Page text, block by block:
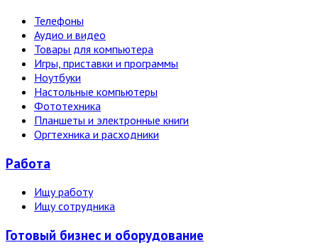
Телефоны
Аудио и видео
Товары для компьютера
Игры, приставки и программы
Ноутбуки
Настольные компьютеры
Фототехника
Планшеты и электронные книги
Оргтехника и расходники
Работа
Ищу работу
Ищу сотрудника
Готовый бизнес и оборудование